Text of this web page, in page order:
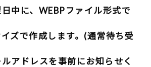
中に、 WEBPファイル形式で
ズで作成します。(通常待ち受
アドレスを事前にお知らせく